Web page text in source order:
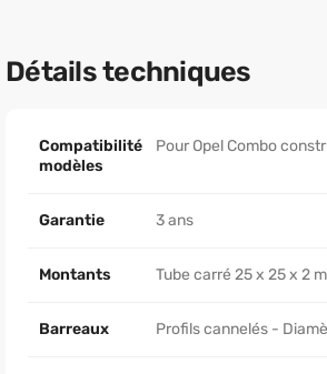
Détails techniques
Compatibilité
modèles
Pour Opel Combo
Garantie 3 ans
Montants Tube carré 25 x 25 x 2
Barreaux Profils cannelés -